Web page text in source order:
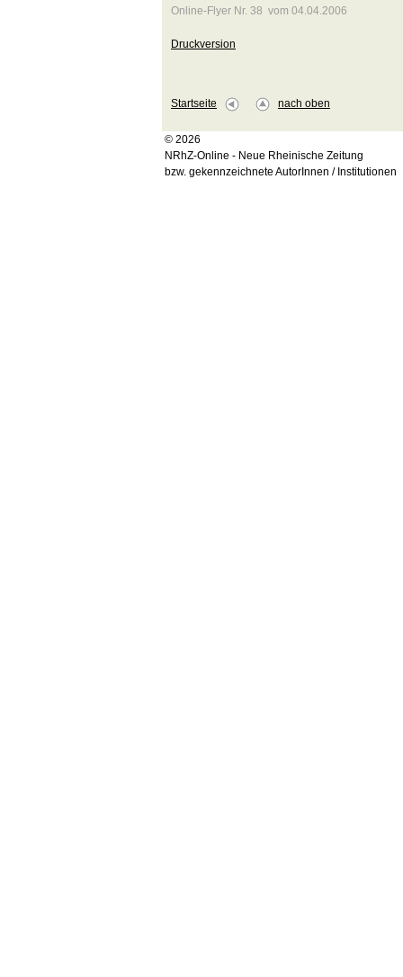
Online-Flyer Nr. 38 vom 04.04.2006
Druckversion
Startseite nach oben
© 2026
NRhZ-Online - Neue Rheinische Zeitung
bzw. gekennzeichnete AutorInnen / Institutionen